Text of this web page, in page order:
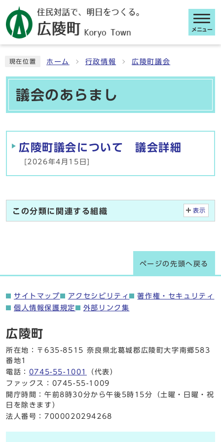
メニュー
現在位置 ホーム 行政情報 広陵町議会
議会のあらまし
メインメニュー
広陵町議会について 議会詳細
[2026年4月15日]
この分類に関連する組織 表示
ページの先頭へ戻る
サイトマップ アクセシビリティ
著作権・セキュリティ
個人情報保護規定
外部リンク集
広陵町
所在地：〒635-8515 奈良県北葛城郡広陵町大字南郷583
番地1
電話： 0745-55-1001
（代表）
ファックス：0745-55-1009
開庁時間：午前8時30分から午後5時15分（土曜・日曜・祝
日を除きます）
法人番号：7000020294268